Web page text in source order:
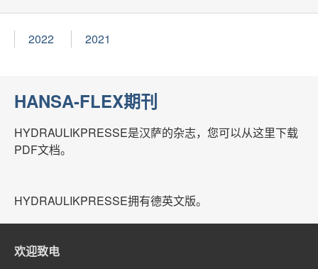
2022 2021
HANSA-FLEX期刊
HYDRAULIKPRESSE是汉萨的杂志，您可以从这里下载
PDF文档。
HYDRAULIKPRESSE拥有德英文版。
欢迎致电